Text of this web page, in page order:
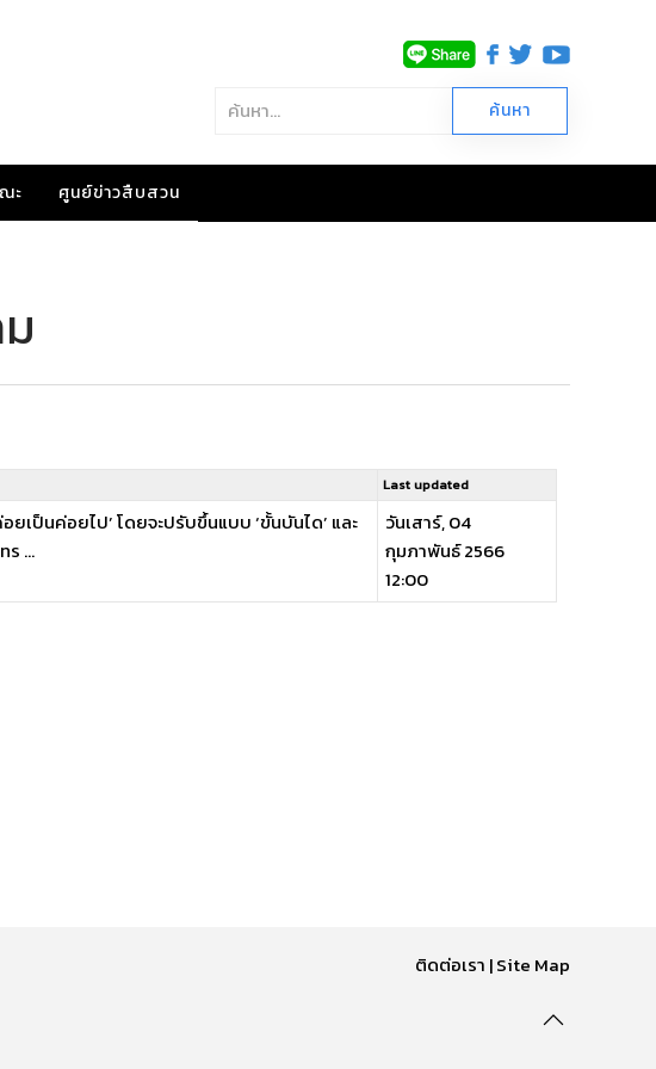
ะ ศูนย์ข่าวสืบสวน
Last updated
ยเป็นค่อยไป’ โดยจะปรับขึ้นแบบ ‘ขั้นบันได’ และ
ร ...
วันเสาร์, 04
กุมภาพันธ์ 2566
12:00
ติดต่อเรา |Site Map